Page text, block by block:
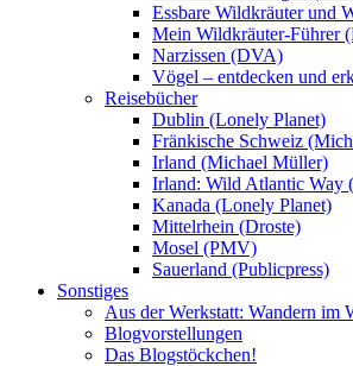
Essbare Wildkräuter und
Mein Wildkräuter-Führer
Narzissen (DVA)
Vögel – entdecken und
Reisebücher
Dublin (Lonely Planet)
Fränkische Schweiz
Irland (Michael Müller)
Irland: Wild Atlantic Way
Kanada (Lonely Planet)
Mittelrhein (Droste)
Mosel (PMV)
Sauerland (Publicpress)
Sonstiges
Aus der Werkstatt: Wandern im
Blogvorstellungen
Das Blogstöckchen!